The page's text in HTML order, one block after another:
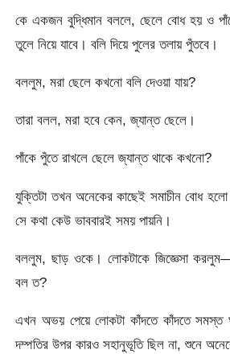
কে একজন বুদ্ধিমান বললে, ছেলে বোধ হয় ও
তুলে নিয়ে যাবে। বলি দিয়ে পুলের তলায় পুঁতবে।
বললুম, মরা ছেলে কখনো বলি দেওয়া যায়?
তারা বলল, মরা হবে কেন, জ্যান্ত ছেলে।
পাঁকে পুঁতে রাখলে ছেলে জ্যান্ত থাকে কখনো?
যুক্তিটা তখন অনেকের কাছেই সমাচীন বোধ
সে কথা কেউ ভাববারই সময় পায়নি।
বললুম, ছাড় ওকে। লোকটাকে জিজ্ঞেসা
বল ত?
এখন অভয় পেয়ে লোকটা কাঁদতে কাঁদতে সমস্ত
দম্পতির উপর কারও সহানুভূতি ছিল না, শুনে